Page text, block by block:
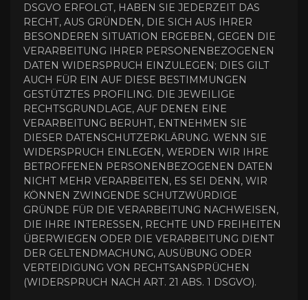
DSGVO ERFOLGT, HABEN SIE JEDERZEIT DAS
RECHT, AUS GRÜNDEN, DIE SICH AUS IHRER
BESONDEREN SITUATION ERGEBEN, GEGEN DIE
VERARBEITUNG IHRER PERSONENBEZOGENEN
DATEN WIDERSPRUCH EINZULEGEN; DIES GILT
AUCH FÜR EIN AUF DIESE BESTIMMUNGEN
GESTÜTZTES PROFILING. DIE JEWEILIGE
RECHTSGRUNDLAGE, AUF DENEN EINE
VERARBEITUNG BERUHT, ENTNEHMEN SIE
DIESER DATENSCHUTZERKLÄRUNG. WENN SIE
WIDERSPRUCH EINLEGEN, WERDEN WIR IHRE
BETROFFENEN PERSONENBEZOGENEN DATEN
NICHT MEHR VERARBEITEN, ES SEI DENN, WIR
KÖNNEN ZWINGENDE SCHUTZWÜRDIGE
GRÜNDE FÜR DIE VERARBEITUNG NACHWEISEN,
DIE IHRE INTERESSEN, RECHTE UND FREIHEITEN
ÜBERWIEGEN ODER DIE VERARBEITUNG DIENT
DER GELTENDMACHUNG, AUSÜBUNG ODER
VERTEIDIGUNG VON RECHTSANSPRÜCHEN
(WIDERSPRUCH NACH ART. 21 ABS. 1 DSGVO).